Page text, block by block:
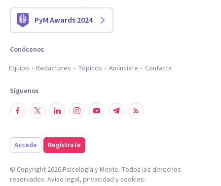
PyM Awards 2024
Conócenos
Equipo
Redactores Tópicos Anúnciate Contacta
Síguenos
Accede Regístrate
© Copyright 2026Psicología y Mente. Todos los derechos
reservados. Aviso legal, privacidad y cookies.